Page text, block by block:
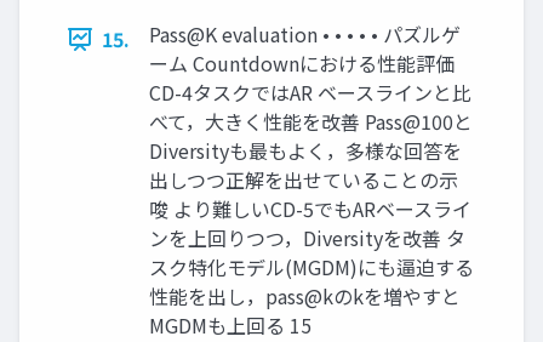
15.
Pass@K evaluation • • • • • パズルゲ
ーム Countdownにおける性能評価
CD-4タスクではAR ベースラインと比
べて，大きく性能を改善 Pass@100と
Diversityも最もよく，多様な回答を
出しつつ正解を出せていることの示
唆 より難しいCD-5でもARベースライ
ンを上回りつつ，Diversityを改善 タ
スク特化モデル(MGDM)にも逼迫する
性能を出し，pass@kのkを増やすと
MGDMも上回る 15